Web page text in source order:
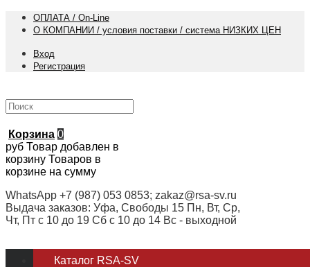
ОПЛАТА / On-Line
О КОМПАНИИ / условия поставки / система НИЗКИХ ЦЕН
Вход
Регистрация
Корзина 0
руб Товар добавлен в
корзину Товаров в
корзине на сумму
WhatsApp +7 (987) 053 0853; zakaz@rsa-sv.ru
Выдача заказов: Уфа, Свободы 15 Пн, Вт, Ср,
Чт, Пт с 10 до 19 Сб с 10 до 14 Вс - выходной
Каталог RSA-SV